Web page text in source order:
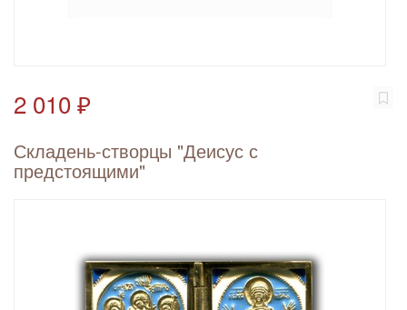
2 010 ₽
Складень-створцы "Деисус с
предстоящими"